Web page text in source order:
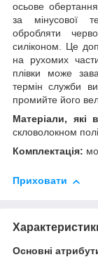
осьове
за мінусової
обробляти
силіконом. Це
на рухомих
плівки може
термін служби
промийте його
Матеріали, які
скловолокном
Комплектація:
Приховати
Основні